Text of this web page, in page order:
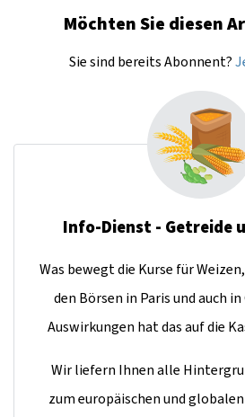
Möchten Sie diesen
Sie sind bereits Abonnent?
Info-Dienst - Getreide
Was bewegt die Kurse für
den Börsen in Paris und auch
Auswirkungen hat das auf die
Wir liefern Ihnen alle
zum europäischen und